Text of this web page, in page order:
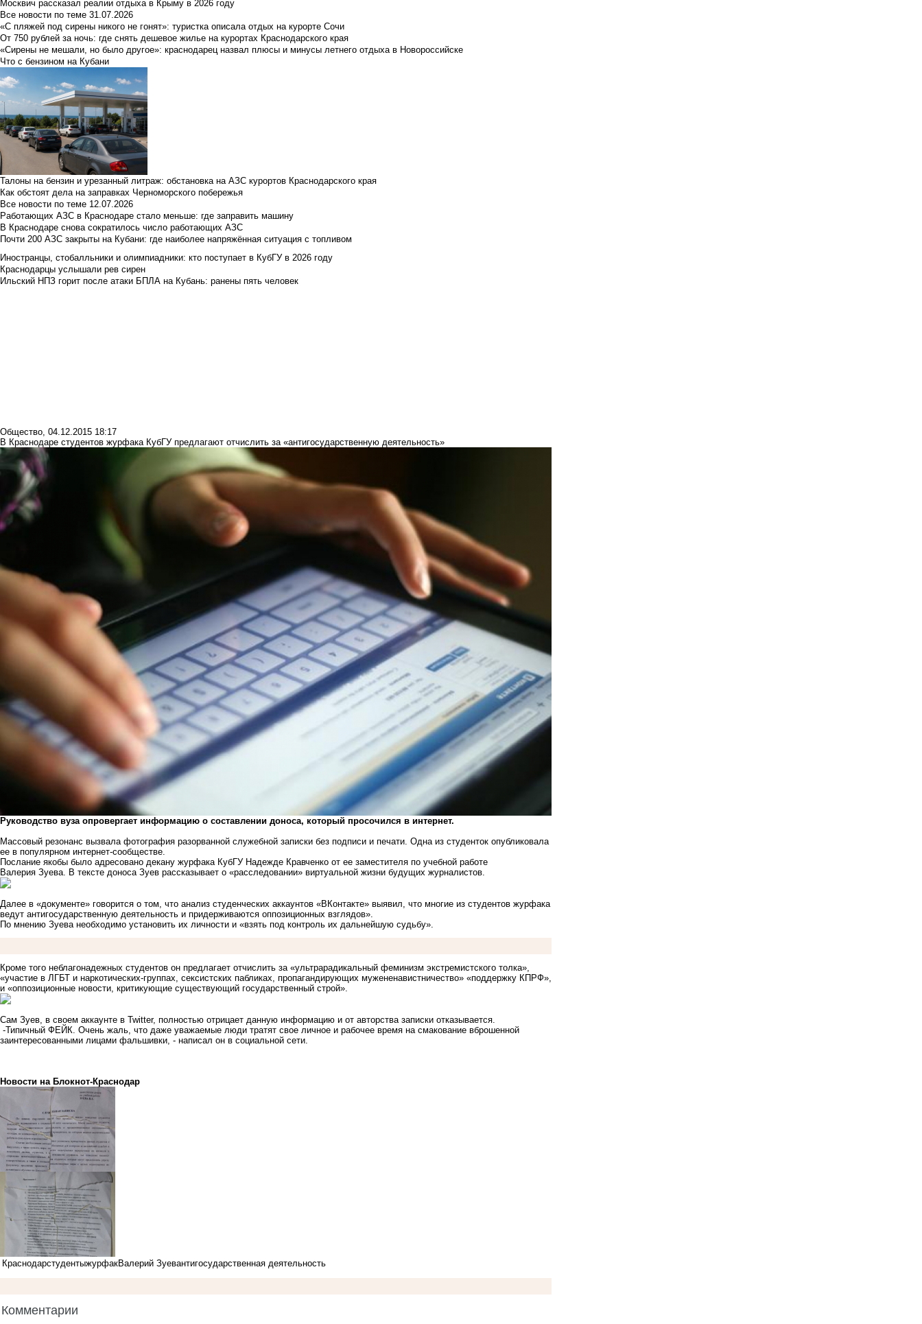
Москвич рассказал реалии отдыха в Крыму в 2026 году
Все новости по теме 31.07.2026
«С пляжей под сирены никого не гонят»: туристка описала отдых на курорте Сочи
От 750 рублей за ночь: где снять дешевое жилье на курортах Краснодарского края
«Сирены не мешали, но было другое»: краснодарец назвал плюсы и минусы летнего отдыха в Новороссийске
Что с бензином на Кубани
Талоны на бензин и урезанный литраж: обстановка на АЗС курортов Краснодарского края
Как обстоят дела на заправках Черноморского побережья
Все новости по теме 12.07.2026
Работающих АЗС в Краснодаре стало меньше: где заправить машину
В Краснодаре снова сократилось число работающих АЗС
Почти 200 АЗС закрыты на Кубани: где наиболее напряжённая ситуация с топливом
Иностранцы, стобалльники и олимпиадники: кто поступает в КубГУ в 2026 году
Краснодарцы услышали рев сирен
Ильский НПЗ горит после атаки БПЛА на Кубань: ранены пять человек
Общество, 04.12.2015 18:17
В Краснодаре студентов журфака КубГУ предлагают отчислить за «антигосударственную деятельность»
Руководство вуза опровергает информацию о составлении доноса, который просочился в интернет.
Массовый резонанс вызвала фотография разорванной служебной записки без подписи и печати. Одна из студенток опубликовала
ее в популярном интернет-сообществе.
Послание якобы было адресовано декану журфака КубГУ Надежде Кравченко от ее заместителя по учебной работе
Валерия Зуева. В тексте доноса Зуев рассказывает о «расследовании» виртуальной жизни будущих журналистов.
Далее в «документе» говорится о том, что анализ студенческих аккаунтов «ВКонтакте» выявил, что многие из студентов журфака
ведут антигосударственную деятельность и придерживаются оппозиционных взглядов».
По мнению Зуева необходимо установить их личности и «взять под контроль их дальнейшую судьбу».
Кроме того неблагонадежных студентов он предлагает отчислить за «ультрарадикальный феминизм экстремистского толка»,
«участие в ЛГБТ и наркотических-группах, сексистских пабликах, пропагандирующих мужененавистничество» «поддержку КПРФ»,
и «оппозиционные новости, критикующие существующий государственный строй».
Сам Зуев, в своем аккаунте в Twitter, полностью отрицает данную информацию и от авторства записки отказывается.
-Типичный ФЕЙК. Очень жаль, что даже уважаемые люди тратят свое личное и рабочее время на смакование вброшенной
заинтересованными лицами фальшивки, - написал он в социальной сети.
Новости на Блoкнoт-Краснодар
КраснодарстудентыжурфакВалерий Зуевантигосударственная деятельность
Комментарии